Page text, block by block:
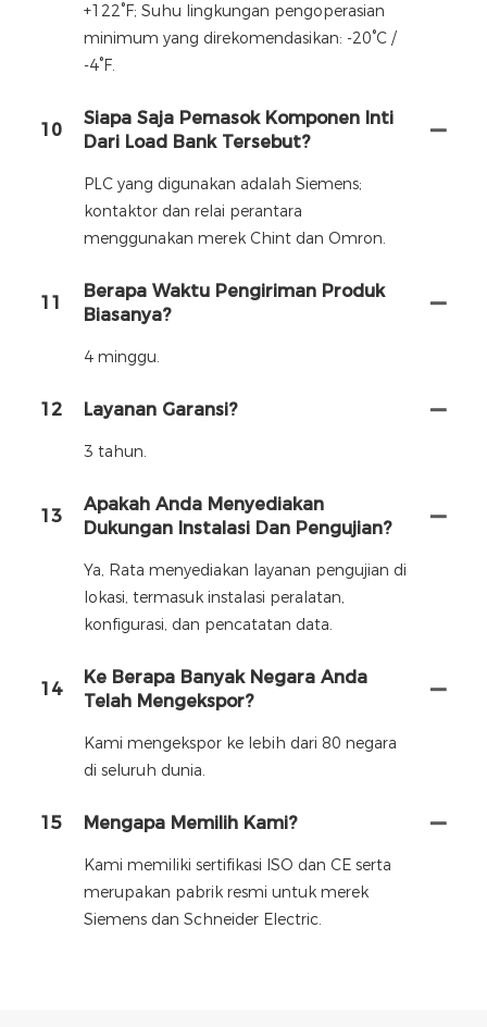
+122°F; Suhu lingkungan pengoperasian
minimum yang direkomendasikan: -20°C /
-4°F.
10
Siapa Saja Pemasok Komponen Inti
Dari Load Bank Tersebut?
PLC yang digunakan adalah Siemens;
kontaktor dan relai perantara
menggunakan merek Chint dan Omron.
11
Berapa Waktu Pengiriman Produk
Biasanya?
4 minggu.
12 Layanan Garansi?
3 tahun.
13
Apakah Anda Menyediakan
Dukungan Instalasi Dan Pengujian?
Ya, Rata menyediakan layanan pengujian di
lokasi, termasuk instalasi peralatan,
konfigurasi, dan pencatatan data.
14
Ke Berapa Banyak Negara Anda
Telah Mengekspor?
Kami mengekspor ke lebih dari 80 negara
di seluruh dunia.
15 Mengapa Memilih Kami?
Kami memiliki sertifikasi ISO dan CE serta
merupakan pabrik resmi untuk merek
Siemens dan Schneider Electric.